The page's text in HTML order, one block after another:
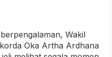
Wakil
Oka Artha Ardhana